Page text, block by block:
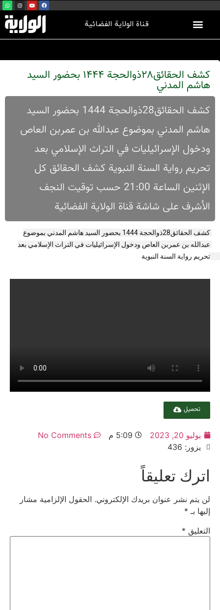
قناة الولاية الفضائية
کشف الحقائق28ذوالحجة 1444 بحضور السید
هاشم المدني
کشف الحقائق28ذوالحجة 1444 بحضور السید
هاشم المدني بموضوع عبدالله بن عمربن العاص
ودخول الإسرائيليات في التراث الإسلامي بعد
تحريم رواية السنة النبوية کشف الحقائق کل
الإثنین الساعة 21:00 حسب توقیت النجف
الأشرف علی شاشة قناة الولایة الفضائیة
تحريم رواية السنة النبوية
تحميل
يوليو 20, 2023 5:09 م
No Comments
يزور: 436
اترك تعليقاً
لن يتم نشر عنوان بريدك الإلكتروني. الحقول الإلزامية مشار
إليها بـ *
التعليق *